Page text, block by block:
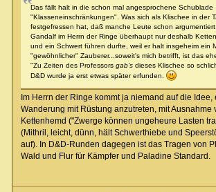
Das fällt halt in die schon mal angesprochene Schublade
"Klasseneinschränkungen". Was sich als Klischee in der
festgefressen hat, daß manche Leute schon
Gandalf im Herrn der Ringe überhaupt nur deshalb
und ein Schwert führen durfte, weil er halt insgeheim ein
"gewöhnlicher" Zauberer...soweit's mich betrifft, ist das
"Zu Zeiten des Professors gab'sdieses Klischee so
D&D wurde ja erst etwas später erfunden.
Im Herrn der Ringe kommt ja niemand auf die Idee,
Wanderung mit Rüstung anzutreten, mit Ausnahme
Kettenhemd ("Zwerge können ungeheure Lasten
(Mithril, leicht, dünn, hält Schwerthiebe und
auf). In D&D-Runden dagegen ist das Tragen von
Wald und Flur für Kämpfer und Paladine Standard.